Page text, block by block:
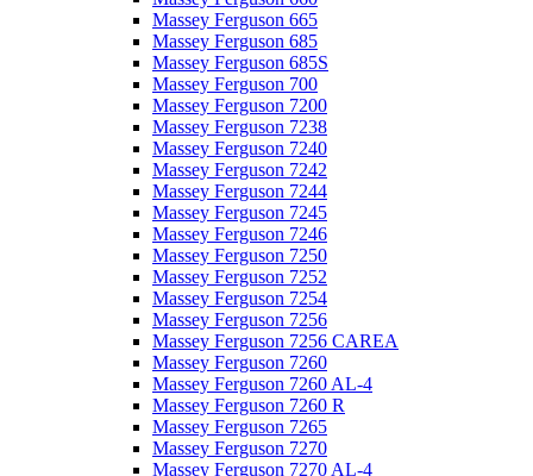
Massey Ferguson 665
Massey Ferguson 685
Massey Ferguson 685S
Massey Ferguson 700
Massey Ferguson 7200
Massey Ferguson 7238
Massey Ferguson 7240
Massey Ferguson 7242
Massey Ferguson 7244
Massey Ferguson 7245
Massey Ferguson 7246
Massey Ferguson 7250
Massey Ferguson 7252
Massey Ferguson 7254
Massey Ferguson 7256
Massey Ferguson 7256 CAREA
Massey Ferguson 7260
Massey Ferguson 7260 AL-4
Massey Ferguson 7260 R
Massey Ferguson 7265
Massey Ferguson 7270
Massey Ferguson 7270 AL-4